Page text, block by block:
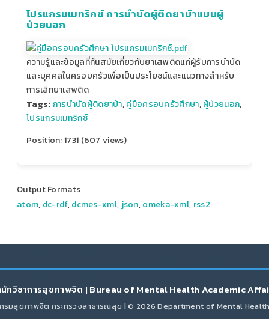
โปรแกรมเมทริกซ์ การบำบัดผู้ติดยาบ้าแบบผู้
ป่วยนอก
ความรู้และข้อมูลที่ทันสมัยเกี่ยวกับยาเสพติดแก่ผู้รับการบำบัด
และบุคคลในครอบครัวเพื่อเป็นประโยชน์และแนวทางสำหรับ
การเลิกยาเสพติด
Tags: การบำบัดผู้ติดยาบ้า,คู่มือครอบครัวศึกษา,ผู้ป่วยนอก,
โปรแกรมเมทริกซ์
Position:1731 (607 views)
Output Formats
atom, dc-rdf,dcmes-xml, json,omeka-xml, rss2
กวิชาการสุขภาพจิต | Bureau of Mental Health Academic
รมสุขภาพจิต กระทรวงสาธารณสุข | © 2026 Department of Mental